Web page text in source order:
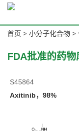
首页 > 小分子化合物 >
FDA批准的药物
S45864
Axitinib，98%